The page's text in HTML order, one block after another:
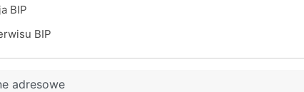
BIP
BIP
adresowe